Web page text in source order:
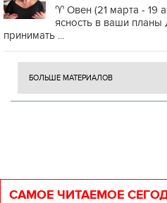
♈️ Овен (21 марта - 19
ясность в ваши планы
принимать ...
БОЛЬШЕ МАТЕРИАЛОВ
САМОЕ ЧИТАЕМОЕ